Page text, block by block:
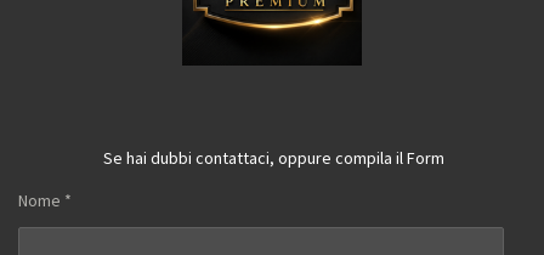
Se hai dubbi contattaci, oppure compila il Form
Nome *